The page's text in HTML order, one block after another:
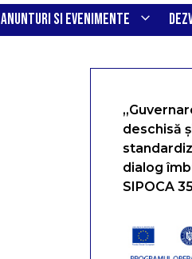
ANUNTURI SI EVENIMENTE
deschisă
dialog
SIPOCA 35